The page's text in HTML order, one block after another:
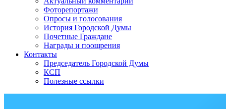
Фоторепортажи
Опросы и голосования
История Городской Думы
Почетные Граждане
Награды и поощрения
Контакты
Председатель Городской Думы
КСП
Полезные ссылки